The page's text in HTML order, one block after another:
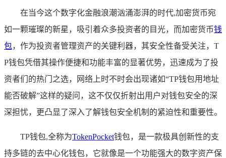
在当今这个数字化金融浪潮汹涌澎湃的时代,加密货币宛
如一颗璀璨的新星，吸引着众多投资者的目光，而加密货币钱
包，作为投资者管理资产的关键利器，其安全性备受关注，T
P钱包凭借其操作便捷和功能丰富的显著优势，迅速成为了投
资者们的热门之选，网络上时不时会出现诸如“TP钱包用地址
能否破解”这样的疑问，这不仅仅折射出用户对钱包安全的深
深担忧，更凸显了深入了解钱包安全机制的紧迫性和重要性。
TP钱包,全称为TokenPocket钱包，是一款极具创新性的支
持多链的去中心化钱包，它就像是一个功能强大的数字资产保